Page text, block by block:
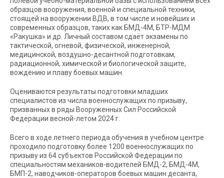
образцов вооружения, военной и специальной техники,
стоящей на вооружении ВДВ, в том числе и новейших и
современных образцов, таких как БМД-4М, БТР-МДМ
«Ракушка» и др. Личный составом сдаёт экзамены по
тактической, огневой, физической, инженерной,
медицинской, воздушно-десантной подготовкам,
радиационной, химической и биологической защите,
вождению и плаву боевых машин.
Оцениваются результаты подготовки младших
специалистов из числа военнослужащих по призыву,
призванных в ряды Вооруженных Сил Российской
Федерации весной-летом 2024 г.
Всего в ходе летнего периода обучения в учебном центре
проходило подготовку более 1200 военнослужащих по
призыву из 64 субъектов Российской Федерации по
специальностям механиков-водителей БМД-2, БМД-4М,
БМП-2, наводчиков-операторов боевых машин десанта,